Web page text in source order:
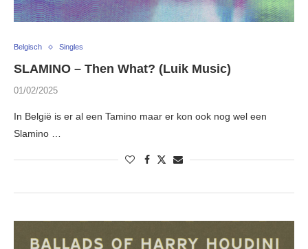
Belgisch Singles
SLAMINO – Then What? (Luik Music)
01/02/2025
In België is er al een Tamino maar er kon ook nog wel een
Slamino …